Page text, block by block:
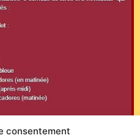
consentement